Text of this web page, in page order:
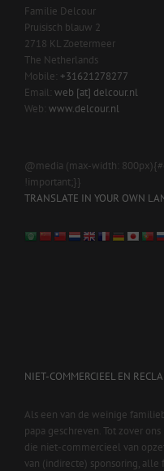
Familie Delcour
Pruisisch blauw 2
2718 KL Zoetermeer
The Netherlands
Mobile: +31621278277
Email: web [at] delcour.nl
Web: www.delcour.nl
@media (max-width:
!important;}}
TRANSLATE IN YOUR OWN
NIET-COMMERCIEEL EN
Als een van de weinige
papa geschreven. Tot zover
die niet-commercieel van
van (indirecte) sponsoring, alle